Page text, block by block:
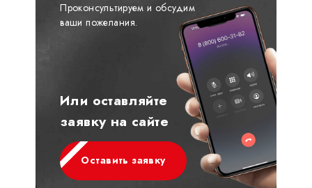
Проконсультируем и обсудим
ваши пожелания.
Или оставляйте
заявку на сайте
Оставить заявку